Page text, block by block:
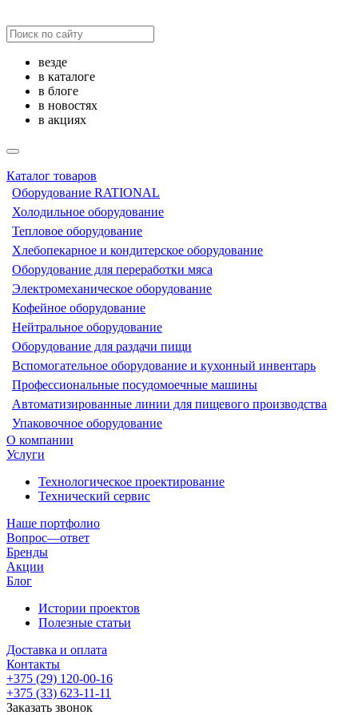
везде
в каталоге
в блоге
в новостях
в акциях
Каталог товаров
Оборудование RATIONAL
Холодильное оборудование
Тепловое оборудование
Хлебопекарное и кондитерское оборудование
Оборудование для переработки мяса
Электромеханическое оборудование
Кофейное оборудование
Нейтральное оборудование
Оборудование для раздачи пищи
Вспомогательное оборудование и кухонный инвентарь
Профессиональные посудомоечные машины
Автоматизированные линии для пищевого производства
Упаковочное оборудование
О компании
Услуги
Технологическое проектирование
Технический сервис
Наше портфолио
Вопрос—ответ
Бренды
Акции
Блог
Истории проектов
Полезные статьи
Доставка и оплата
Контакты
+375 (29) 120-00-16
+375 (33) 623-11-11
Заказать звонок